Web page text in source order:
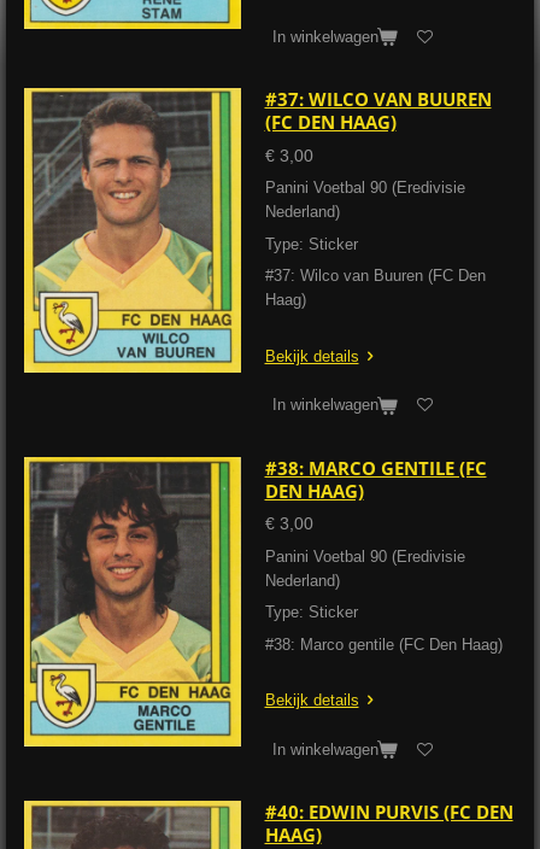
In winkelwagen
#37: WILCO VAN BUUREN
(FC DEN HAAG)
€ 3,00
Panini Voetbal 90 (Eredivisie
Nederland)
Type: Sticker
#37: Wilco van Buuren (FC Den
Haag)
Bekijk details
In winkelwagen
#38: MARCO GENTILE (FC
DEN HAAG)
€ 3,00
Panini Voetbal 90 (Eredivisie
Nederland)
Type: Sticker
#38: Marco gentile (FC Den Haag)
Bekijk details
In winkelwagen
#40: EDWIN PURVIS (FC DEN
HAAG)